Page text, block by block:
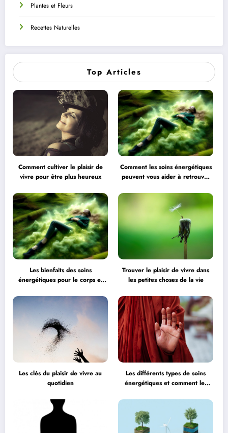
Plantes et Fleurs
Recettes Naturelles
Top Articles
Comment cultiver le plaisir de
vivre pour être plus heureux
Comment les soins énergétiques
peuvent vous aider à retrouver
Les bienfaits des soins
énergétiques pour le corps et
Trouver le plaisir de vivre dans
les petites choses de la vie
Les clés du plaisir de vivre au
quotidien
Les différents types de soins
énergétiques et comment les